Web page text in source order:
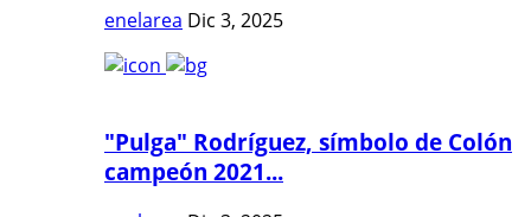
enelarea Dic 3, 2025
"Pulga" Rodríguez, símbolo de Colón
campeón 2021...